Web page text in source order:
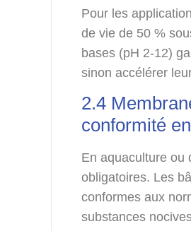
Pour les
de vie de 50 %
bases (pH 2-12)
sinon accélérer
2.4
conformité
En aquaculture ou
obligatoires. Les
conformes aux
substances